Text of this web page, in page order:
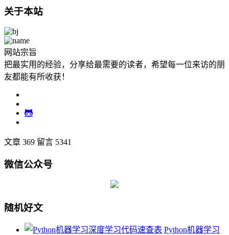
关于本站
网站宗旨
把最实用的经验，分享给最需要的读者，希望每一位来访的朋
友都能有所收获！
文章 369 留言 5341
微信公众号
随机好文
Python机器学习